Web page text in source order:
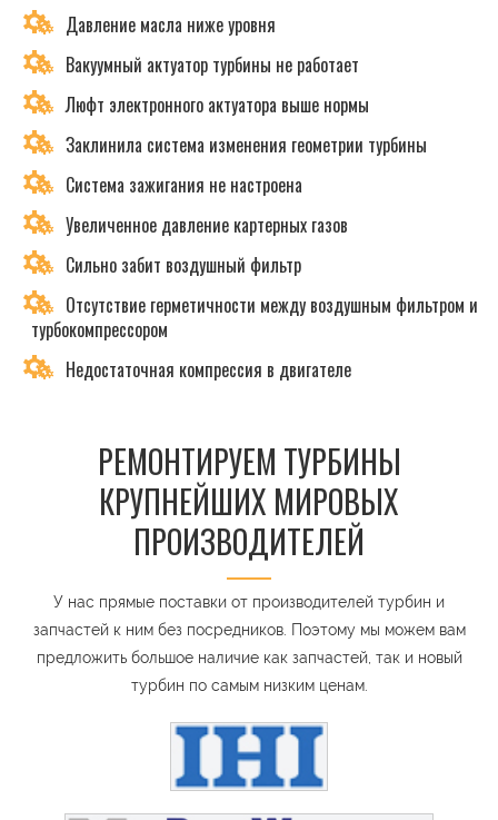
Давление масла ниже уровня
Вакуумный актуатор турбины не работает
Люфт электронного актуатора выше нормы
Заклинила система изменения геометрии турбины
Система зажигания не настроена
Увеличенное давление картерных газов
Сильно забит воздушный фильтр
Отсутствие герметичности между воздушным фильтром и
турбокомпрессором
Недостаточная компрессия в двигателе
РЕМОНТИРУЕМ ТУРБИНЫ
КРУПНЕЙШИХ МИРОВЫХ
ПРОИЗВОДИТЕЛЕЙ
У нас прямые поставки от производителей турбин и
запчастей к ним без посредников. Поэтому мы можем вам
предложить большое наличие как запчастей, так и новый
турбин по самым низким ценам.